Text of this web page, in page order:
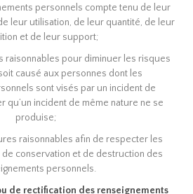
personnels compte tenu de leur
leur utilisation, de leur quantité, de leur
et de leur support;
raisonnables pour diminuer les risques
causé aux personnes dont les
sont visés par un incident de
qu’un incident de même nature ne se
produise;
raisonnables afin de respecter les
conservation et de destruction des
personnels.
de rectification des renseignements